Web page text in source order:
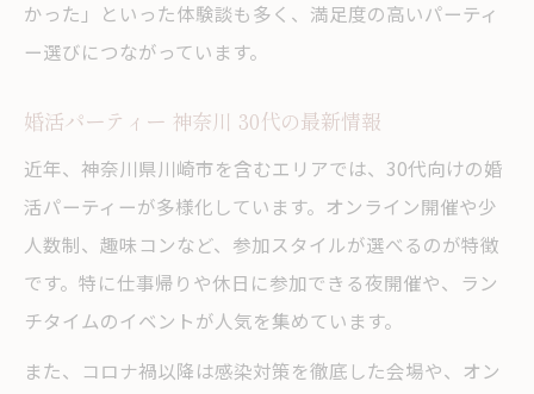
かった」といった体験談も多く、満足度の高いパーティ
ー選びにつながっています。
婚活パーティー 神奈川 30代の最新情報
近年、神奈川県川崎市を含むエリアでは、30代向けの婚
活パーティーが多様化しています。オンライン開催や少
人数制、趣味コンなど、参加スタイルが選べるのが特徴
です。特に仕事帰りや休日に参加できる夜開催や、ラン
チタイムのイベントが人気を集めています。
また、コロナ禍以降は感染対策を徹底した会場や、オン